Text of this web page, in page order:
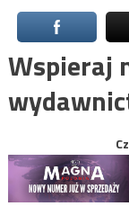
Wspieraj